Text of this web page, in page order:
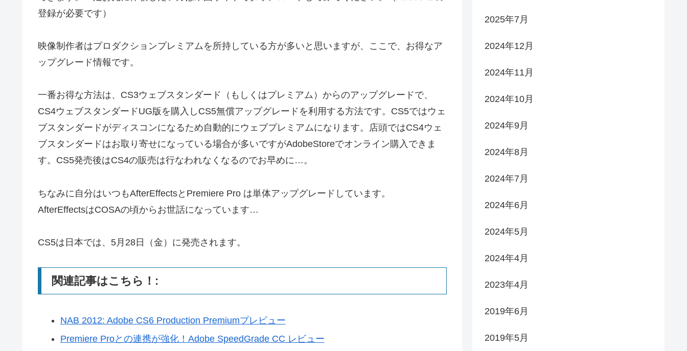
登録が必要です）
映像制作者はプロダクションプレミアムを所持している方が多いと思いますが、ここで、お得なア
ップグレード情報です。
一番お得な方法は、CS3ウェブスタンダード（もしくはプレミアム）からのアップグレードで、
CS4ウェブスタンダードUG版を購入しCS5無償アップグレードを利用する方法です。CS5ではウェ
ブスタンダードがディスコンになるため自動的にウェブプレミアムになります。店頭ではCS4ウェ
ブスタンダードはお取り寄せになっている場合が多いですがAdobeStoreでオンライン購入できま
す。CS5発売後はCS4の販売は行なわれなくなるのでお早めに…。
ちなみに自分はいつもAfterEffectsとPremiere Pro は単体アップグレードしています。
AfterEffectsはCOSAの頃からお世話になっています…
CS5は日本では、5月28日（金）に発売されます。
関連記事はこちら！:
NAB 2012: Adobe CS6 Production Premiumプレビュー
Premiere Proとの連携が強化！Adobe SpeedGrade CC レビュー
2025年7月
2024年12月
2024年11月
2024年10月
2024年9月
2024年8月
2024年7月
2024年6月
2024年5月
2024年4月
2023年4月
2019年6月
2019年5月